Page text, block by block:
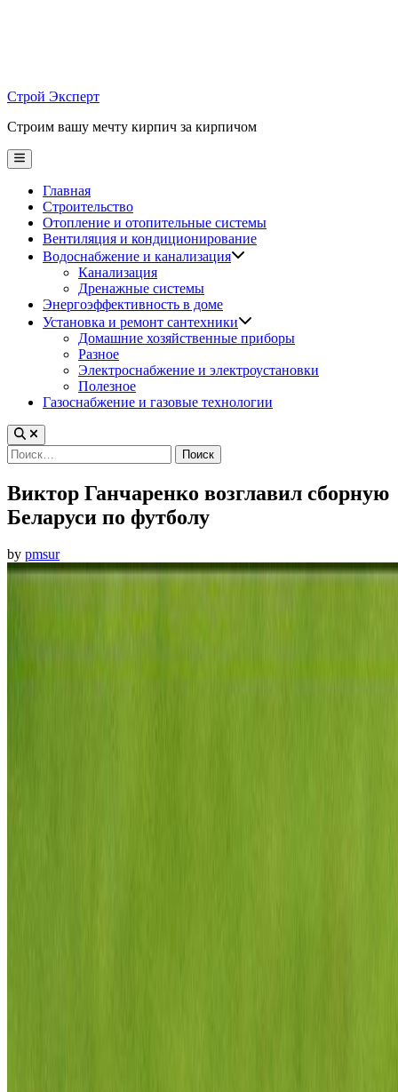
Строй Эксперт
Строим вашу мечту кирпич за кирпичом
Main
Menu
Главная
Строительство
Отопление и отопительные системы
Вентиляция и кондиционирование
Водоснабжение и канализация
Канализация
Дренажные системы
Энергоэффективность в доме
Установка и ремонт сантехники
Домашние хозяйственные приборы
Разное
Электроснабжение и электроустановки
Полезное
Газоснабжение и газовые технологии
Найти:
Виктор Ганчаренко возглавил сборную
Беларуси по футболу
by pmsur